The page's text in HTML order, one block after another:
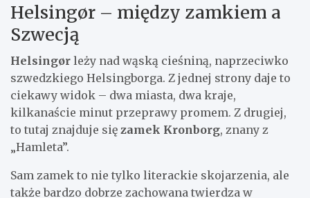
Helsingør – między zamkiem a
Szwecją
Helsingør leży nad wąską cieśniną, naprzeciwko
szwedzkiego Helsingborga. Z jednej strony daje to
ciekawy widok – dwa miasta, dwa kraje,
kilkanaście minut przeprawy promem. Z drugiej,
to tutaj znajduje się zamek Kronborg, znany z
„Hamleta”.
Sam zamek to nie tylko literackie skojarzenia, ale
także bardzo dobrze zachowana twierdza w